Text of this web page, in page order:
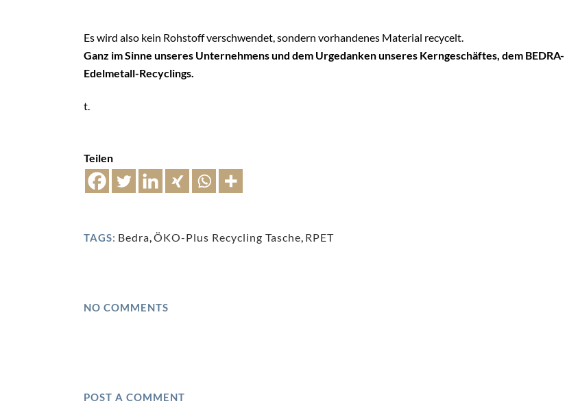
Es wird also kein Rohstoff verschwendet, sondern vorhandenes Material recycelt.
Ganz im Sinne unseres Unternehmens und dem Urgedanken unseres Kerngeschäftes, dem BEDRA-
Edelmetall-Recyclings.
t.
Teilen
TAGS: Bedra,ÖKO-Plus Recycling Tasche, RPET
NO COMMENTS
POST A COMMENT